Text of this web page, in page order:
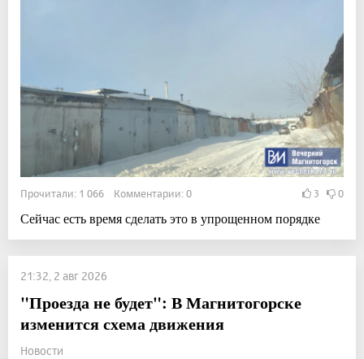
Прочитали: 1 066 Комментарии: 0 3 0
Сейчас есть время сделать это в упрощенном порядке
21:32, 2 авг 2026
"Проезда не будет": В Магнитогорске
изменится схема движения
Новости